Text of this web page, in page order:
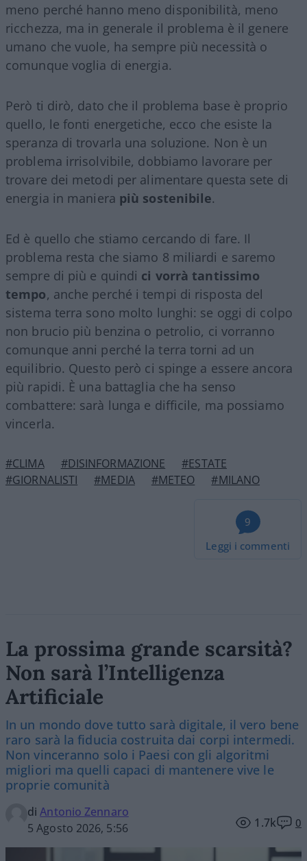
meno perché hanno meno disponibilità, meno
ricchezza, ma in generale il problema è il genere
umano che vuole, ha sempre più necessità o
comunque voglia di energia.
Però ti dirò, dato che il problema base è proprio
quello, le fonti energetiche, ecco che esiste la
speranza di trovarla una soluzione. Non è un
problema irrisolvibile, dobbiamo lavorare per
trovare dei metodi per alimentare questa sete di
energia in maniera più sostenibile.
Ed è quello che stiamo cercando di fare. Il
problema resta che siamo 8 miliardi e saremo
sempre di più e quindi ci vorrà tantissimo
tempo, anche perché i tempi di risposta del
sistema terra sono molto lunghi: se oggi di colpo
non brucio più benzina o petrolio, ci vorranno
comunque anni perché la terra torni ad un
equilibrio. Questo però ci spinge a essere ancora
più rapidi. È una battaglia che ha senso
combattere: sarà lunga e difficile, ma possiamo
vincerla.
#CLIMA #DISINFORMAZIONE
#ESTATE
#GIORNALISTI
#MEDIA #METEO #MILANO
9
Leggi i commenti
La prossima grande scarsità?
Non sarà l’Intelligenza
Artificiale
In un mondo dove tutto sarà digitale, il vero bene
raro sarà la fiducia costruita dai corpi intermedi.
Non vinceranno solo i Paesi con gli algoritmi
migliori ma quelli capaci di mantenere vive le
proprie comunità
diAntonio Zennaro
5 Agosto 2026, 5:56
1.7k 0